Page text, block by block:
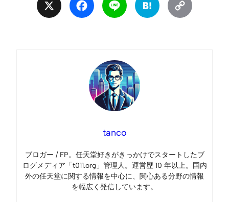
Facebook Line Hatena
tanco
ブロガー / FP。任天堂好きがきっかけでスタートしたブ
ログメディア「t011.org」管理人。運営歴 10 年以上。国内
外の任天堂に関する情報を中心に、関心ある分野の情報
を幅広く発信しています。